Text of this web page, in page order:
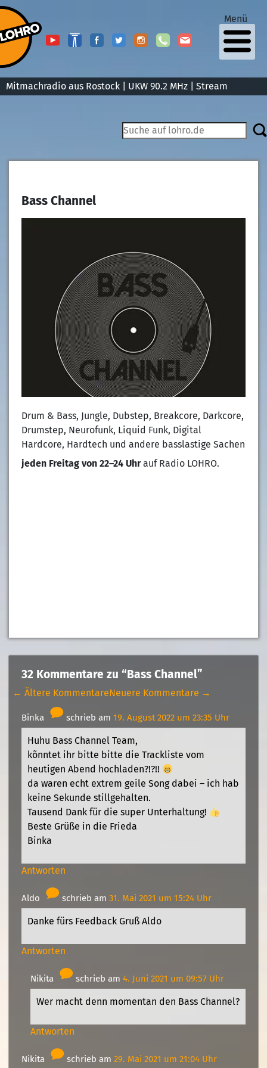
Mitmachradio aus Rostock | UKW 90.2 MHz | Stream
Menü
Bass Channel
eigene Graphik
Drum & Bass, Jungle, Dubstep, Breakcore, Darkcore,
Drumstep, Neurofunk, Liquid Funk, Digital
Hardcore, Hardtech und andere basslastige Sachen
jeden Freitag von 22–24 Uhrauf Radio LOHRO.
32 Kommentare zu “Bass Channel”
← Ältere KommentareNeuere Kommentare →
Binka schrieb am 19. August 2022 um 23:35 Uhr
Huhu Bass Channel Team,
kõnntet ihr bitte bitte die Trackliste vom
heutigen Abend hochladen?!?!!
da waren echt extrem geile Song dabei – ich hab
keine Sekunde stillgehalten.
Tausend Dank für die super Unterhaltung!
Beste Grüße in die Frieda
Binka
Antworten
Aldo schrieb am 31. Mai 2021 um 15:24 Uhr
Danke fürs Feedback Gruß Aldo
Antworten
Nikita schrieb am 4. Juni 2021 um 09:57 Uhr
Wer macht denn momentan den Bass Channel?
Antworten
Nikita schrieb am 29. Mai 2021 um 21:04 Uhr